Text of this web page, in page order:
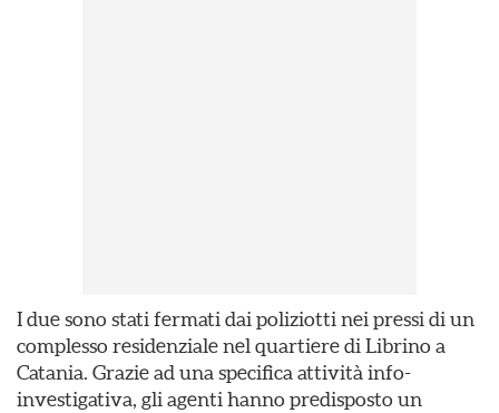
I due sono stati fermati dai poliziotti nei pressi di un
complesso residenziale nel quartiere di Librino a
Catania. Grazie ad una specifica attività info-
investigativa, gli agenti hanno predisposto un